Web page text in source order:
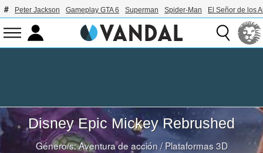
Peter Jackson Gameplay GTA 6 Superman Spider-Man El Señor de los
Disney Epic Mickey Rebrushed
Género/s:Aventura de acción/Plataformas 3D